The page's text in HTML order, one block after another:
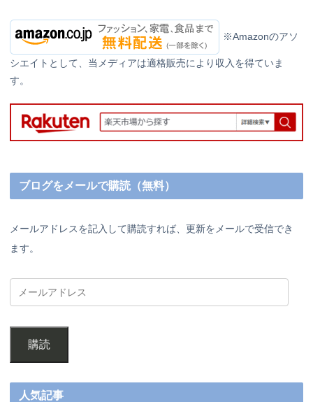
※Amazonのアソ
シエイトとして、当メディアは適格販売により収入を得ていま
す。
ブログをメールで購読（無料）
メールアドレスを記入して購読すれば、更新をメールで受信でき
ます。
購読
人気記事